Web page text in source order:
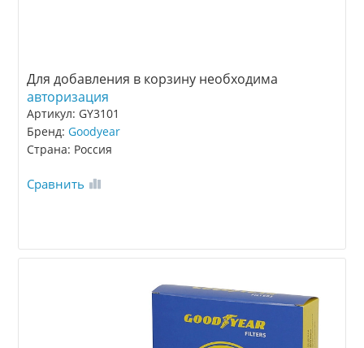
Для добавления в корзину необходима
авторизация
Артикул: GY3101
Бренд:Goodyear
Страна: Россия
Сравнить